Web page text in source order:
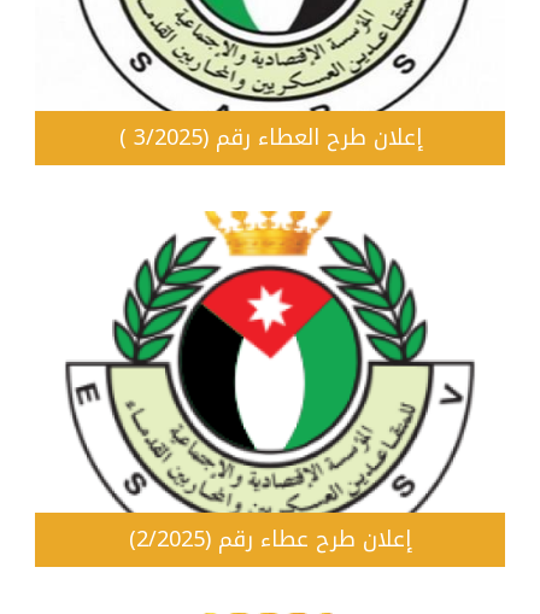
إعلان طرح العطاء رقم (3/2025 )
إعلان طرح عطاء رقم (2/2025)